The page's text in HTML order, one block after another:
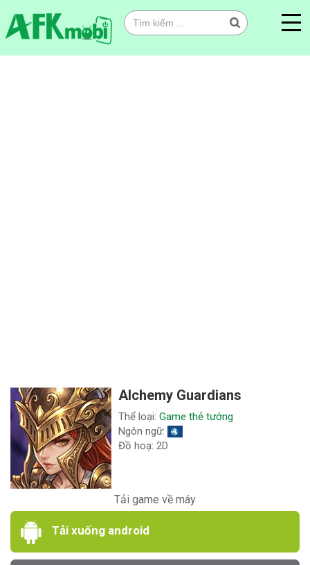
Alchemy Guardians
Thể loại:Game thẻ tướng
Ngôn ngữ:
Đồ hoạ: 2D
Tải game về máy
Tải xuống android